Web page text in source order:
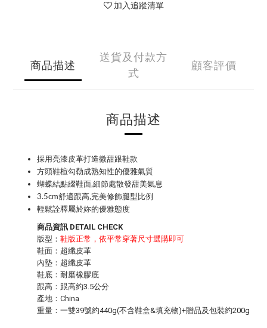
加入追蹤清單
商品描述
送貨及付款方
式
顧客評價
商品描述
採用亮漆皮革打造微甜跟鞋款
方頭鞋楦勾勒成熟知性的優雅氣質
蝴蝶結點綴鞋面,細節處散發甜美氣息
3.5cm舒適跟高,完美修飾腿型比例
輕鬆詮釋屬於妳的優雅態度
商品資訊 DETAIL CHECK
版型： 鞋版正常，依平常穿著尺寸選購即可
鞋面：超纖皮革
內墊：超纖皮革
鞋底：耐磨橡膠底
跟高：跟高約3.5公分
產地：China
重量：一雙39號約440g(不含鞋盒&填充物)+贈品及包裝約200g